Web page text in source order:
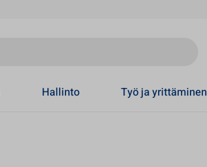
Hallinto Työ ja yrittäminen